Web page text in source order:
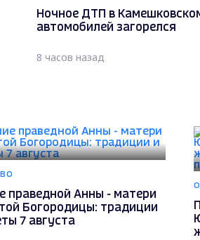
Ночное ДТП в
автомобилей загорелся
8 часов назад
праведной Анны - матери
Богородицы: традиции
7 августа